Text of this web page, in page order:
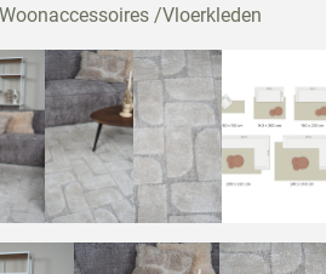
Woonaccessoires /Vloerkleden